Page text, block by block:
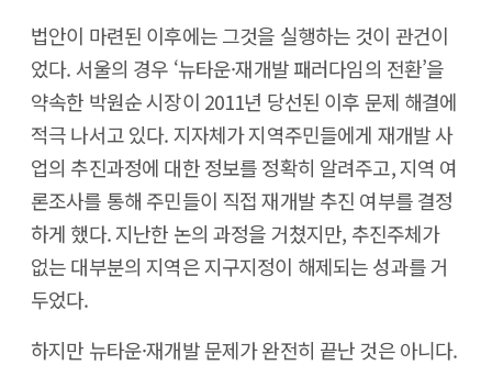
법안이 마련된 이후에는 그것을 실행하는 것이 관건이
었다. 서울의 경우 ‘뉴타운·재개발 패러다임의 전환’을
약속한 박원순 시장이 2011년 당선된 이후 문제 해결에
적극 나서고 있다. 지자체가 지역주민들에게 재개발 사
업의 추진과정에 대한 정보를 정확히 알려주고, 지역 여
론조사를 통해 주민들이 직접 재개발 추진 여부를 결정
하게 했다. 지난한 논의 과정을 거쳤지만, 추진주체가
없는 대부분의 지역은 지구지정이 해제되는 성과를 거
두었다.
하지만 뉴타운·재개발 문제가 완전히 끝난 것은 아니다.